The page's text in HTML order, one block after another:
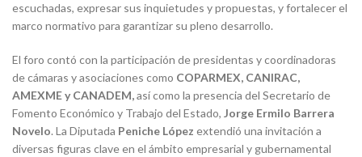
escuchadas, expresar sus inquietudes y propuestas, y fortalecer el
marco normativo para garantizar su pleno desarrollo.
El foro contó con la participación de presidentas y coordinadoras
de cámaras y asociaciones como COPARMEX, CANIRAC,
AMEXME y CANADEM,así como la presencia del Secretario de
Fomento Económico y Trabajo del Estado, Jorge Ermilo Barrera
Novelo. La Diputada Peniche López extendió una invitación a
diversas figuras clave en el ámbito empresarial y gubernamental